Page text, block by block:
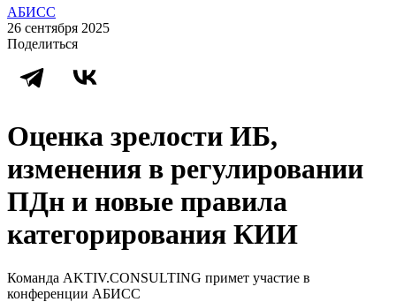
АБИСС
26 сентября 2025
Поделиться
Оценка зрелости ИБ,
изменения в регулировании
ПДн и новые правила
категорирования КИИ
Команда AKTIV.CONSULTING примет участие в
конференции АБИСС